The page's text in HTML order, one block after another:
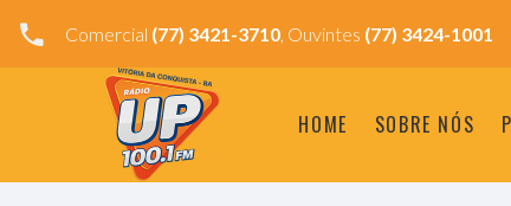
Comercial (77) 3421-3710, Ouvintes (77) 3424-1001
HOME SOBRE NÓS